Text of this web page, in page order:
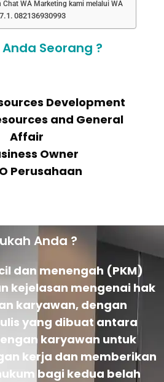
Chat WA Marketing kami melalui WA
082136930993
Seorang ?
Development
and General
Affair
Owner
Perusahaan
Anda ?
dan menengah (PKM)
kejelasan mengenai hak
karyawan, dengan
yang dibuat antara
karyawan untuk
kerja dan memberikan
bagi kedua belah